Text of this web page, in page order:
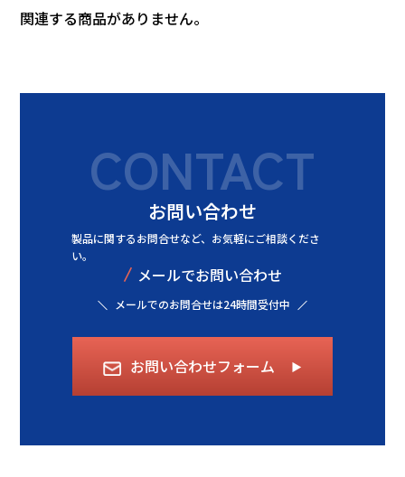
関連する商品がありません。
CONTACT
お問い合わせ
製品に関するお問合せなど、 お気軽にご相談くださ
い。
/ メールでお問い合わせ
メールでのお問合せは24時間受付中
お問い合わせフォーム ▶︎